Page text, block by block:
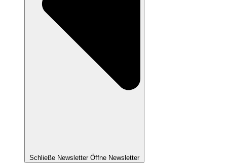
Schließe Newsletter Öffne Newsletter